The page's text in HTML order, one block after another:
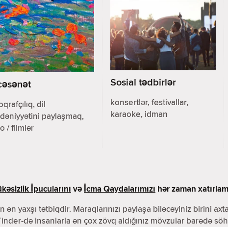
dil
paylaşmaq,
/ filmlər
Sosial tədbirlər
konsertlər, festivallar,
karaoke, idman
İpucularını və İcma Qaydalarımızı hər zaman
yaxşı tətbiqdir. Maraqlarınızı paylaşa biləcəyiniz birini
də insanlarla ən çox zövq aldığınız mövzular barədə